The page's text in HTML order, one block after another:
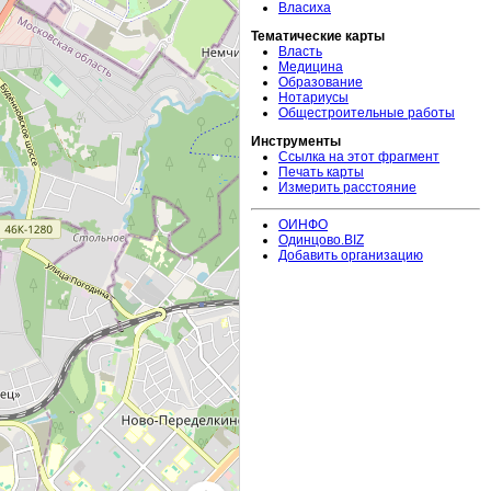
Власиха
Тематические карты
Власть
Медицина
Образование
Нотариусы
Общестроительные работы
Инструменты
Ссылка на этот фрагмент
Печать карты
Измерить расстояние
ОИНФО
Одинцово.BIZ
Добавить организацию